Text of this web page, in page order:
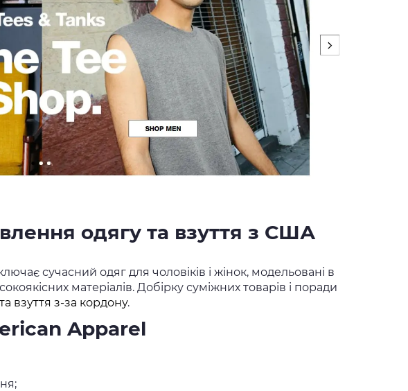
одягу та взуття з США
сучасний одяг для чоловіків і жінок, модельовані в
матеріалів. Добірку суміжних товарів і поради
взуття з-за кордону.
Apparel